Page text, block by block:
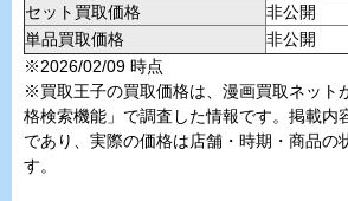
セット買取価格
非公開
単品買取価格
非公開
※2026/02/09 時点
※買取王子の買取価格は、漫画買取ネット
格検索機能」で調査した情報です。掲載内
であり、実際の価格は店舗・時期・商品の
す。